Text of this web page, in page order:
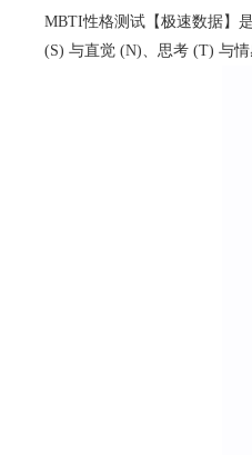
MBTI性格测试【极速数据】
(S) 与直觉 (N)、思考 (T) 与